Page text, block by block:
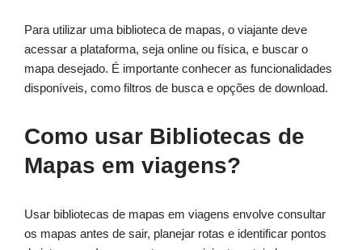
Para utilizar uma biblioteca de mapas, o viajante deve
acessar a plataforma, seja online ou física, e buscar o
mapa desejado. É importante conhecer as funcionalidades
disponíveis, como filtros de busca e opções de download.
Como usar Bibliotecas de
Mapas em viagens?
Usar bibliotecas de mapas em viagens envolve consultar
os mapas antes de sair, planejar rotas e identificar pontos